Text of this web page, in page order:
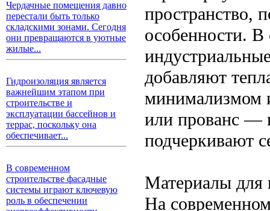
Чердачные помещения давно
перестали быть только
складскими зонами. Сегодня
они превращаются в уютные
жилые...
Гидроизоляция является
важнейшим этапом при
строительстве и
эксплуатации бассейнов и
террас, поскольку она
обеспечивает...
В современном
строительстве фасадные
системы играют ключевую
роль в обеспечении
пространство,
особенности. В
добавляют
минимализмом
или прованс —
подчеркивают
Материалы для
На